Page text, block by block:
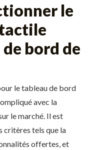
le
bord de
le tableau de bord
avec la
le marché. Il est
critères tels que la
offertes, et